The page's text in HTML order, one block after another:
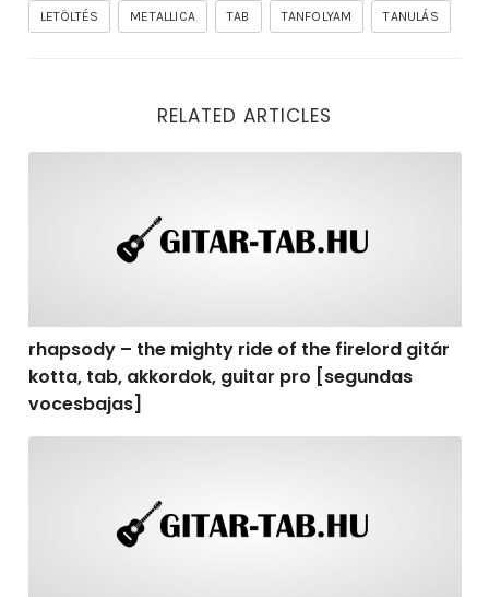
LETÖLTÉS METALLICA TAB TANFOLYAM TANULÁS
RELATED ARTICLES
rhapsody – the mighty ride of the firelord gitár
kotta, tab, akkordok, guitar pro [segundas
vocesbajas]